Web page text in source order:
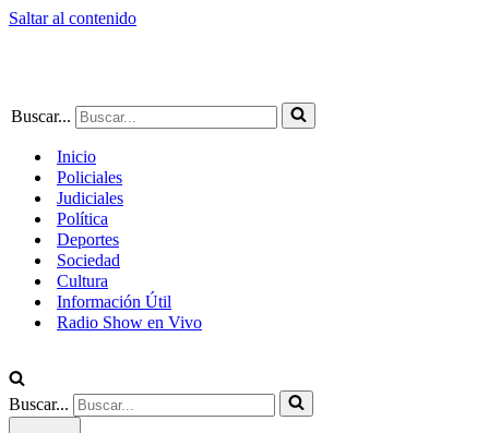
Saltar al contenido
Buscar...
Inicio
Policiales
Judiciales
Política
Deportes
Sociedad
Cultura
Información Útil
Radio Show en Vivo
Buscar...